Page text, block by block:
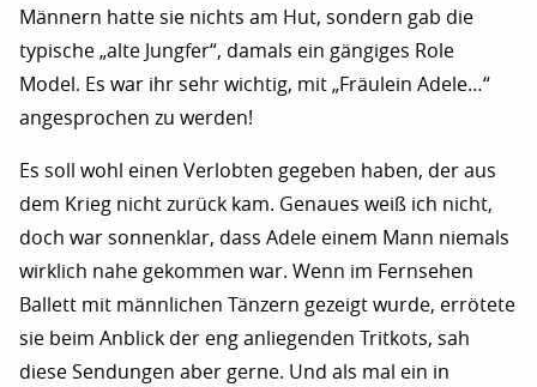
Männern hatte sie nichts am Hut, sondern gab die
typische „alte Jungfer“, damals ein gängiges Role
Model. Es war ihr sehr wichtig, mit „Fräulein Adele…“
angesprochen zu werden!
Es soll wohl einen Verlobten gegeben haben, der aus
dem Krieg nicht zurück kam. Genaues weiß ich nicht,
doch war sonnenklar, dass Adele einem Mann niemals
wirklich nahe gekommen war. Wenn im Fernsehen
Ballett mit männlichen Tänzern gezeigt wurde, errötete
sie beim Anblick der eng anliegenden Tritkots, sah
diese Sendungen aber gerne. Und als mal ein in